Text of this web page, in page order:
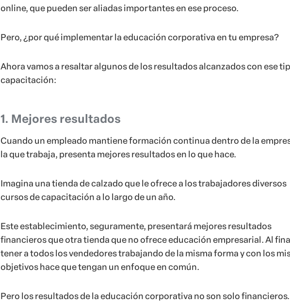
online, que pueden ser aliadas importantes en ese proceso.
Pero, ¿por qué implementar la educación corporativa en tu empresa?
Ahora vamos a resaltar algunos de los resultados alcanzados con ese
capacitación:
1. Mejores resultados
Cuando un empleado mantiene formación continua dentro de la
la que trabaja, presenta mejores resultados en lo que hace.
Imagina una tienda de calzado que le ofrece a los trabajadores diversos
cursos de capacitación a lo largo de un año.
Este establecimiento, seguramente, presentará mejores resultados
financieros que otra tienda que no ofrece educación empresarial. Al
tener a todos los vendedores trabajando de la misma forma y con los
objetivos hace que tengan un enfoque en común.
Pero los resultados de la educación corporativa no son solo financieros.